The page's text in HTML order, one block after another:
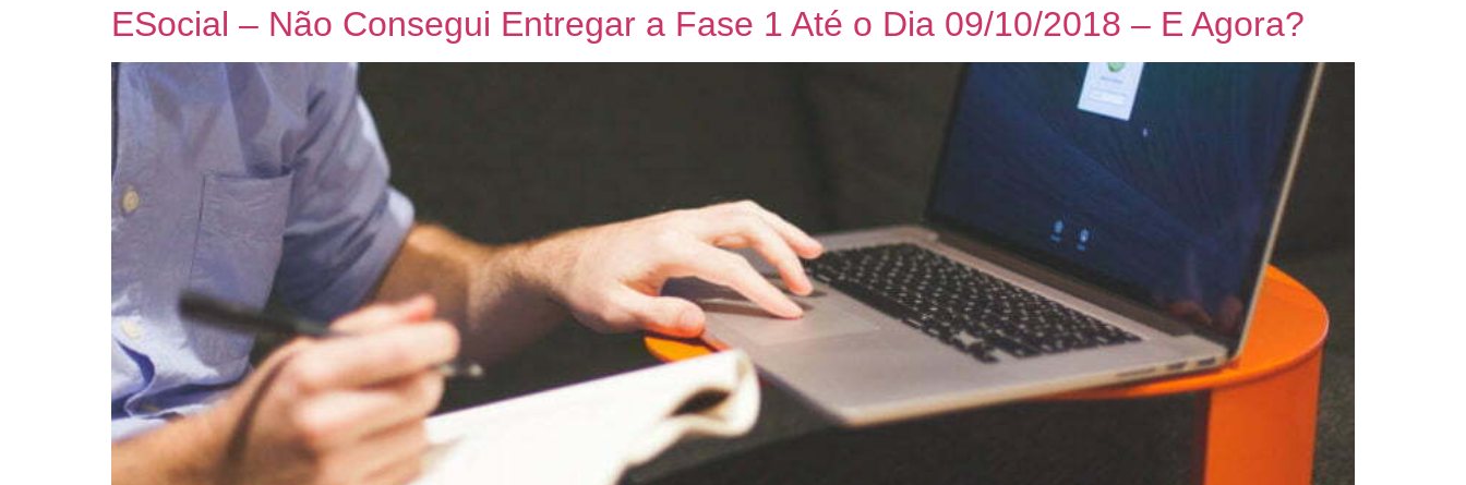
ESocial – Não Consegui Entregar a Fase 1 Até o Dia 09/10/2018 – E Agora?